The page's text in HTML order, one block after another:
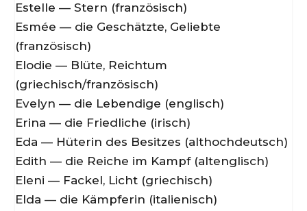
Estelle — Stern (französisch)
Esmée — die Geschätzte, Geliebte
(französisch)
Elodie — Blüte, Reichtum
(griechisch/französisch)
Evelyn — die Lebendige (englisch)
Erina — die Friedliche (irisch)
Eda — Hüterin des Besitzes (althochdeutsch)
Edith — die Reiche im Kampf (altenglisch)
Eleni — Fackel, Licht (griechisch)
Elda — die Kämpferin (italienisch)